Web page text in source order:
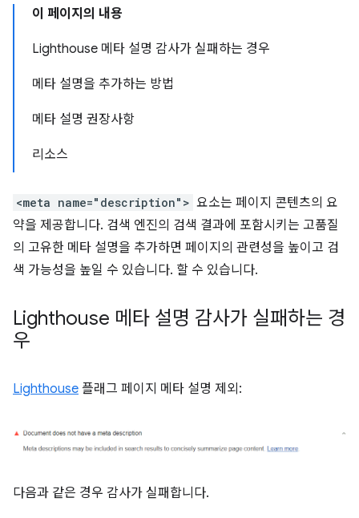
이 페이지의 내용
Lighthouse 메타 설명 감사가 실패하는 경우
메타 설명을 추가하는 방법
메타 설명 권장사항
리소스
<meta name="description"> 요소는 페이지 콘텐츠의 요
약을 제공합니다. 검색 엔진의 검색 결과에 포함시키는 고품질
의 고유한 메타 설명을 추가하면 페이지의 관련성을 높이고 검
색 가능성을 높일 수 있습니다. 할 수 있습니다.
Lighthouse 메타 설명 감사가 실패하는 경
우
Lighthouse 플래그 페이지 메타 설명 제외:
다음과 같은 경우 감사가 실패합니다.